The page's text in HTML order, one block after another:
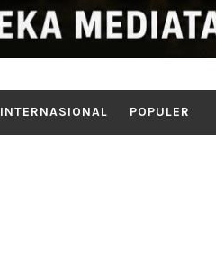
INTERNASIONAL POPULER